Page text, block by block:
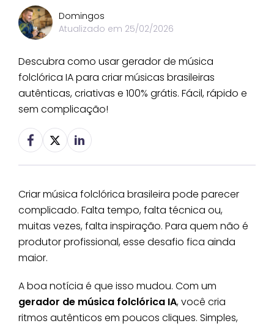
Domingos
Atualizado em 25/02/2026
Descubra como usar gerador de música
folclórica IA para criar músicas brasileiras
autênticas, criativas e 100% grátis. Fácil, rápido e
sem complicação!
Criar música folclórica brasileira pode parecer
complicado. Falta tempo, falta técnica ou,
muitas vezes, falta inspiração. Para quem não é
produtor profissional, esse desafio fica ainda
maior.
A boa notícia é que isso mudou. Com um
gerador de música folclórica IA, você cria
ritmos autênticos em poucos cliques. Simples,